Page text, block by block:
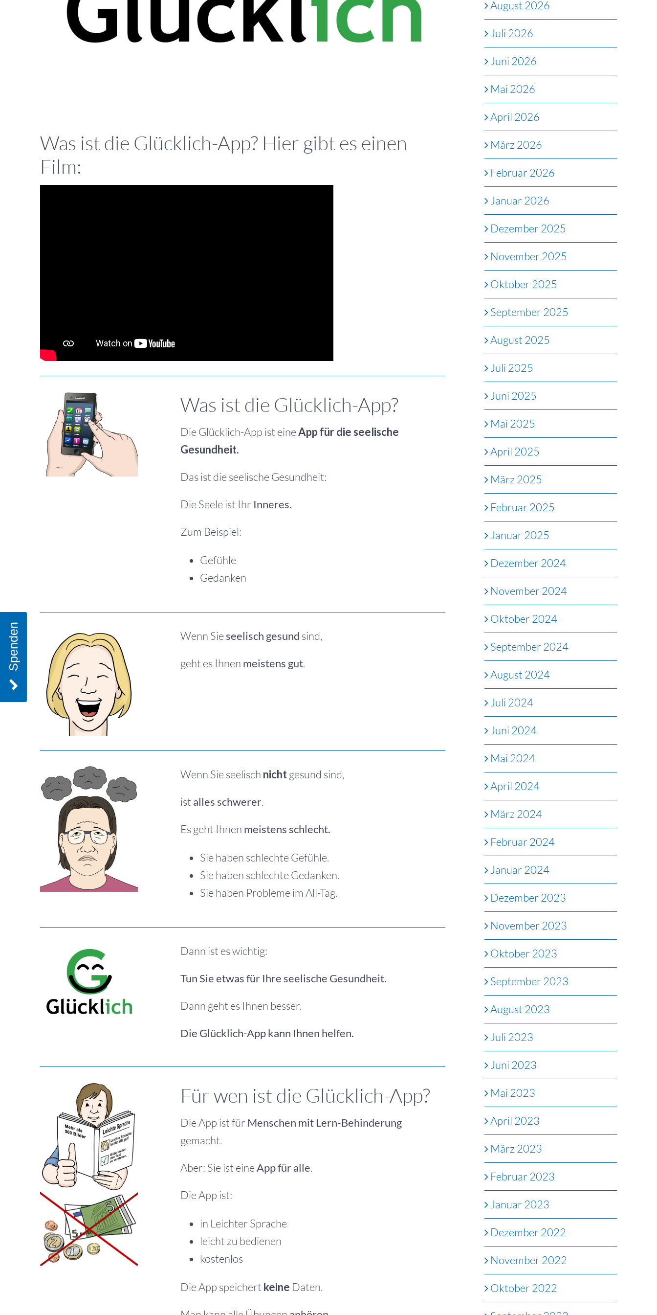
Was ist die Glücklich-App? Hier gibt es einen
Film:
Was ist die Glücklich-App?
Die Glücklich-App ist eineApp für die seelische
Gesundheit.
Das ist die seelische Gesundheit:
Die Seele ist Ihr Inneres.
Zum Beispiel:
Gefühle
Gedanken
Wenn Sieseelisch gesund sind,
geht es Ihnen meistens gut.
Wenn Sie seelisch nichtgesund sind,
ist alles schwerer.
Es geht Ihnen meistens schlecht.
Sie haben schlechte Gefühle.
Sie haben schlechte Gedanken.
Sie haben Probleme im All-Tag.
Dann ist es wichtig:
Tun Sie etwas für Ihre seelische Gesundheit.
Dann geht es Ihnen besser.
Die Glücklich-App kann Ihnen helfen.
Für wen ist die Glücklich-App?
Die App ist für Menschen mit Lern-Behinderung
gemacht.
Aber: Sie ist eineApp für alle.
Die App ist:
in Leichter Sprache
leicht zu bedienen
kostenlos
Die App speichert keine Daten.
August 2026
Juli 2026
Juni 2026
Mai 2026
April 2026
März 2026
Februar 2026
Januar 2026
Dezember 2025
November 2025
Oktober 2025
September 2025
August 2025
Juli 2025
Juni 2025
Mai 2025
April 2025
März 2025
Februar 2025
Januar 2025
Dezember 2024
November 2024
Oktober 2024
September 2024
August 2024
Juli 2024
Juni 2024
Mai 2024
April 2024
März 2024
Februar 2024
Januar 2024
Dezember 2023
November 2023
Oktober 2023
September 2023
August 2023
Juli 2023
Juni 2023
Mai 2023
April 2023
März 2023
Februar 2023
Januar 2023
Dezember 2022
November 2022
Oktober 2022
Spenden